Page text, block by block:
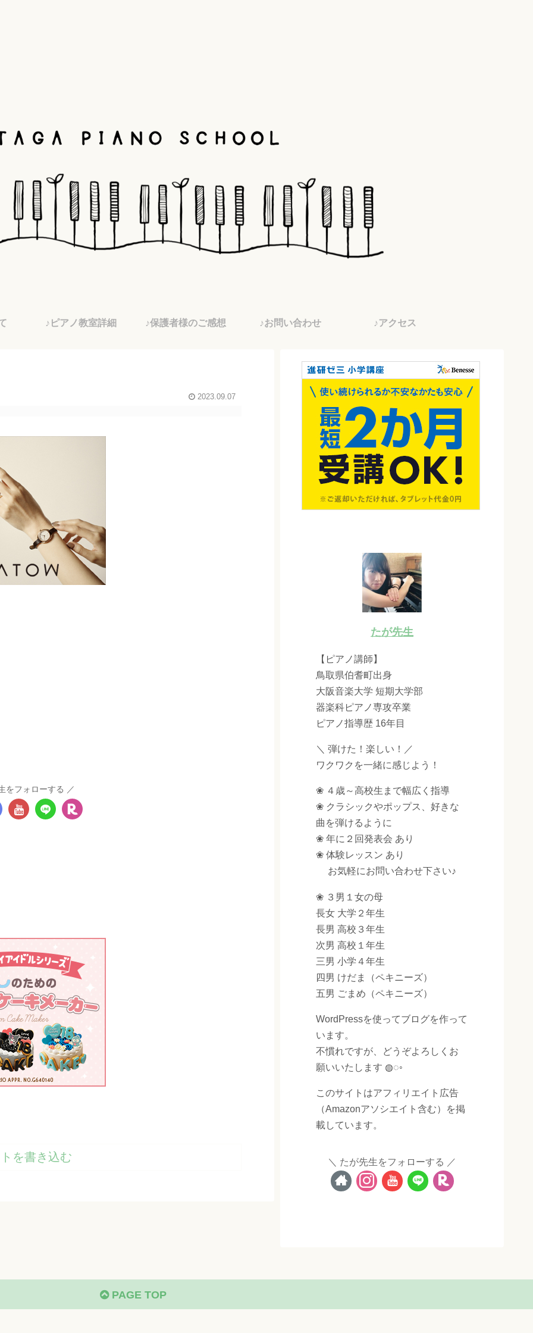
♪ピアノ教室詳細 ♪保護者様のご感想 ♪お問い合わせ ♪アクセス
2023.09.07
をフォローする
を書き込む
たが先生
【ピアノ講師】
鳥取県伯耆町出身
大阪音楽大学 短期大学部
器楽科ピアノ専攻卒業
ピアノ指導歴 16年目
＼ 弾けた！楽しい！／
ワクワクを一緒に感じよう！
❀ ４歳～高校生まで幅広く指導
❀ クラシックやポップス、好きな
曲を弾けるように
❀ 年に２回発表会 あり
❀ 体験レッスン あり
お気軽にお問い合わせ下さい♪
❀ ３男１女の母
長女 大学２年生
長男 高校３年生
次男 高校１年生
三男 小学４年生
四男 けだま（ペキニーズ）
五男 ごまめ（ペキニーズ）
WordPressを使ってブログを作って
います。
不慣れですが、どうぞよろしくお
願いいたします ◍◌◦
このサイトはアフィリエイト広告
（Amazonアソシエイト含む）を掲
載しています。
たが先生をフォローする
PAGE TOP